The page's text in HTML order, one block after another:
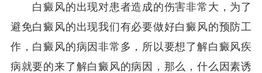
白癜风的出现对患者造成的伤害非常大，为了
避免白癜风的出现我们有必要做好白癜风的预防工
作，白癜风的病因非常多，所以要想了解白癜风疾
病就要的来了解白癜风的病因，那么，什么因素诱